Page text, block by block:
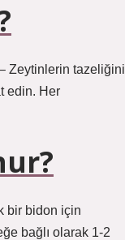
Zeytinlerin tazeliğini
edin. Her
bir bidon için
bağlı olarak 1-2